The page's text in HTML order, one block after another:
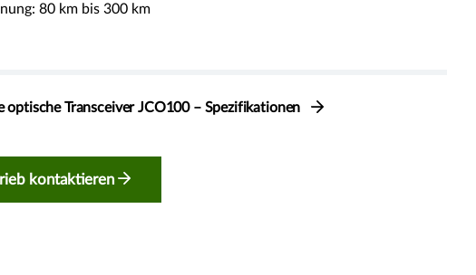
80 km bis 300 km
optische Transceiver JCO100 – Spezifikationen
kontaktieren